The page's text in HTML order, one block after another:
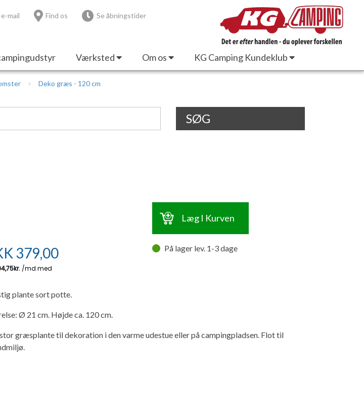
mail Find os Se åbningstider
Værksted Om os KG Camping Kundeklub
Deko græs - 120 cm
SØG
Læg I Kurven
379,00 På lager lev. 1-3 dage
plante sort potte.
Ø 21 cm. Højde ca. 120 cm.
græsplante til dekoration i den varme udestue eller på campingpladsen. Flot til